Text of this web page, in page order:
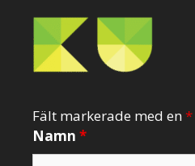
Fält markerade med en*
Namn *